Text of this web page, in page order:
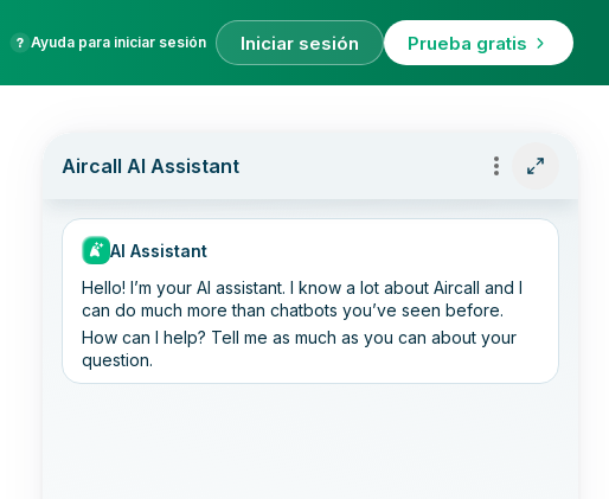
Ayuda para iniciar sesión Iniciar sesión Prueba gratis